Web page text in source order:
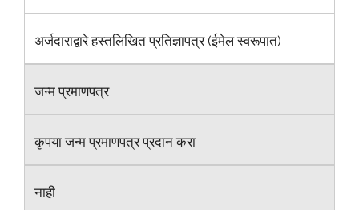
अर्जदाराद्वारे हस्तलिखित प्रतिज्ञापत्र (ईमेल स्वरूपात)
जन्म प्रमाणपत्र
कृपया जन्म प्रमाणपत्र प्रदान करा
नाही